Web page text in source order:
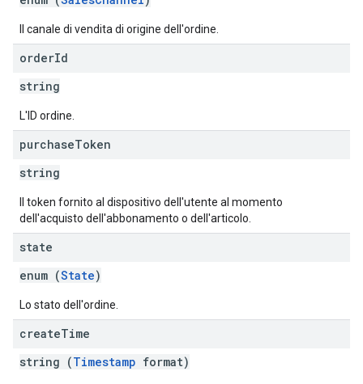
Il canale di vendita di origine dell'ordine.
orderId
string
L'ID ordine.
purchaseToken
string
Il token fornito al dispositivo dell'utente al momento
dell'acquisto dell'abbonamento o dell'articolo.
state
enum (State)
Lo stato dell'ordine.
createTime
string (Timestamp format)